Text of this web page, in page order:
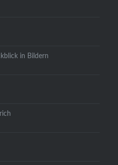
in Bildern